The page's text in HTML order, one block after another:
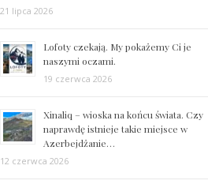
21 lipca 2026
Lofoty czekają. My pokażemy Ci je
naszymi oczami.
19 czerwca 2026
Xinaliq – wioska na końcu świata. Czy
naprawdę istnieje takie miejsce w
Azerbejdżanie…
12 czerwca 2026